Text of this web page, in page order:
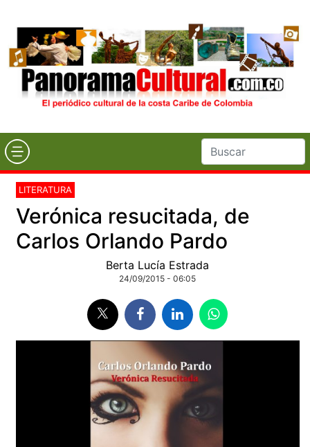
LITERATURA
Verónica resucitada, de
Carlos Orlando Pardo
Berta Lucía Estrada
24/09/2015 - 06:05